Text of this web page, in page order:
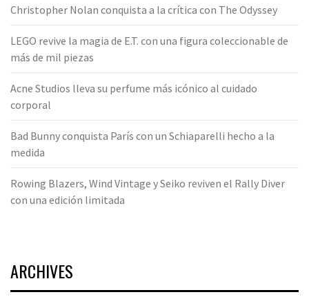
Christopher Nolan conquista a la crítica con The Odyssey
LEGO revive la magia de E.T. con una figura coleccionable de
más de mil piezas
Acne Studios lleva su perfume más icónico al cuidado
corporal
Bad Bunny conquista París con un Schiaparelli hecho a la
medida
Rowing Blazers, Wind Vintage y Seiko reviven el Rally Diver
con una edición limitada
ARCHIVES